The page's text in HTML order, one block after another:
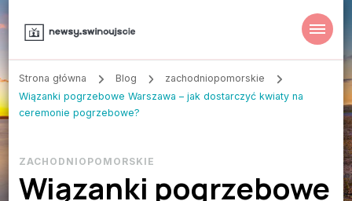
Strona główna Blog
zachodniopomorskie
Wiązanki pogrzebowe Warszawa – jak dostarczyć kwiaty na
ceremonie pogrzebowe?
ZACHODNIOPOMORSKIE
Wiązanki pogrzebowe